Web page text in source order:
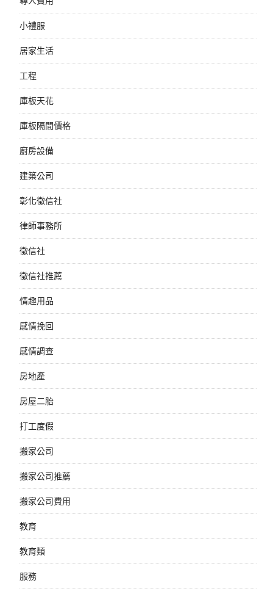
小禮服
居家生活
工程
庫板天花
庫板隔間價格
廚房設備
建築公司
彰化徵信社
律師事務所
徵信社
徵信社推薦
情趣用品
感情挽回
感情調查
房地產
房屋二胎
打工度假
搬家公司
搬家公司推薦
搬家公司費用
教育
教育類
服務